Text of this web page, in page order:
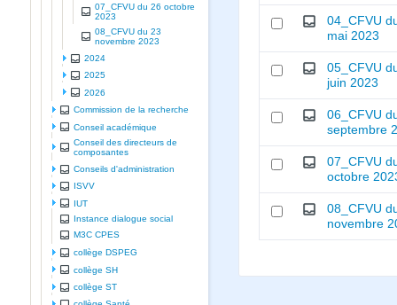
07_CFVU du 26 octobre
2023
08_CFVU du 23
novembre 2023
2024
2025
2026
Commission de la recherche
Conseil académique
Conseil des directeurs de
composantes
Conseils d'administration
ISVV
IUT
Instance dialogue social
M3C CPES
collège DSPEG
collège SH
collège ST
04_CFVU
mai 2023
05_CFVU
juin 2023
06_CFVU
septembre
07_CFVU
octobre
08_CFVU
novembre